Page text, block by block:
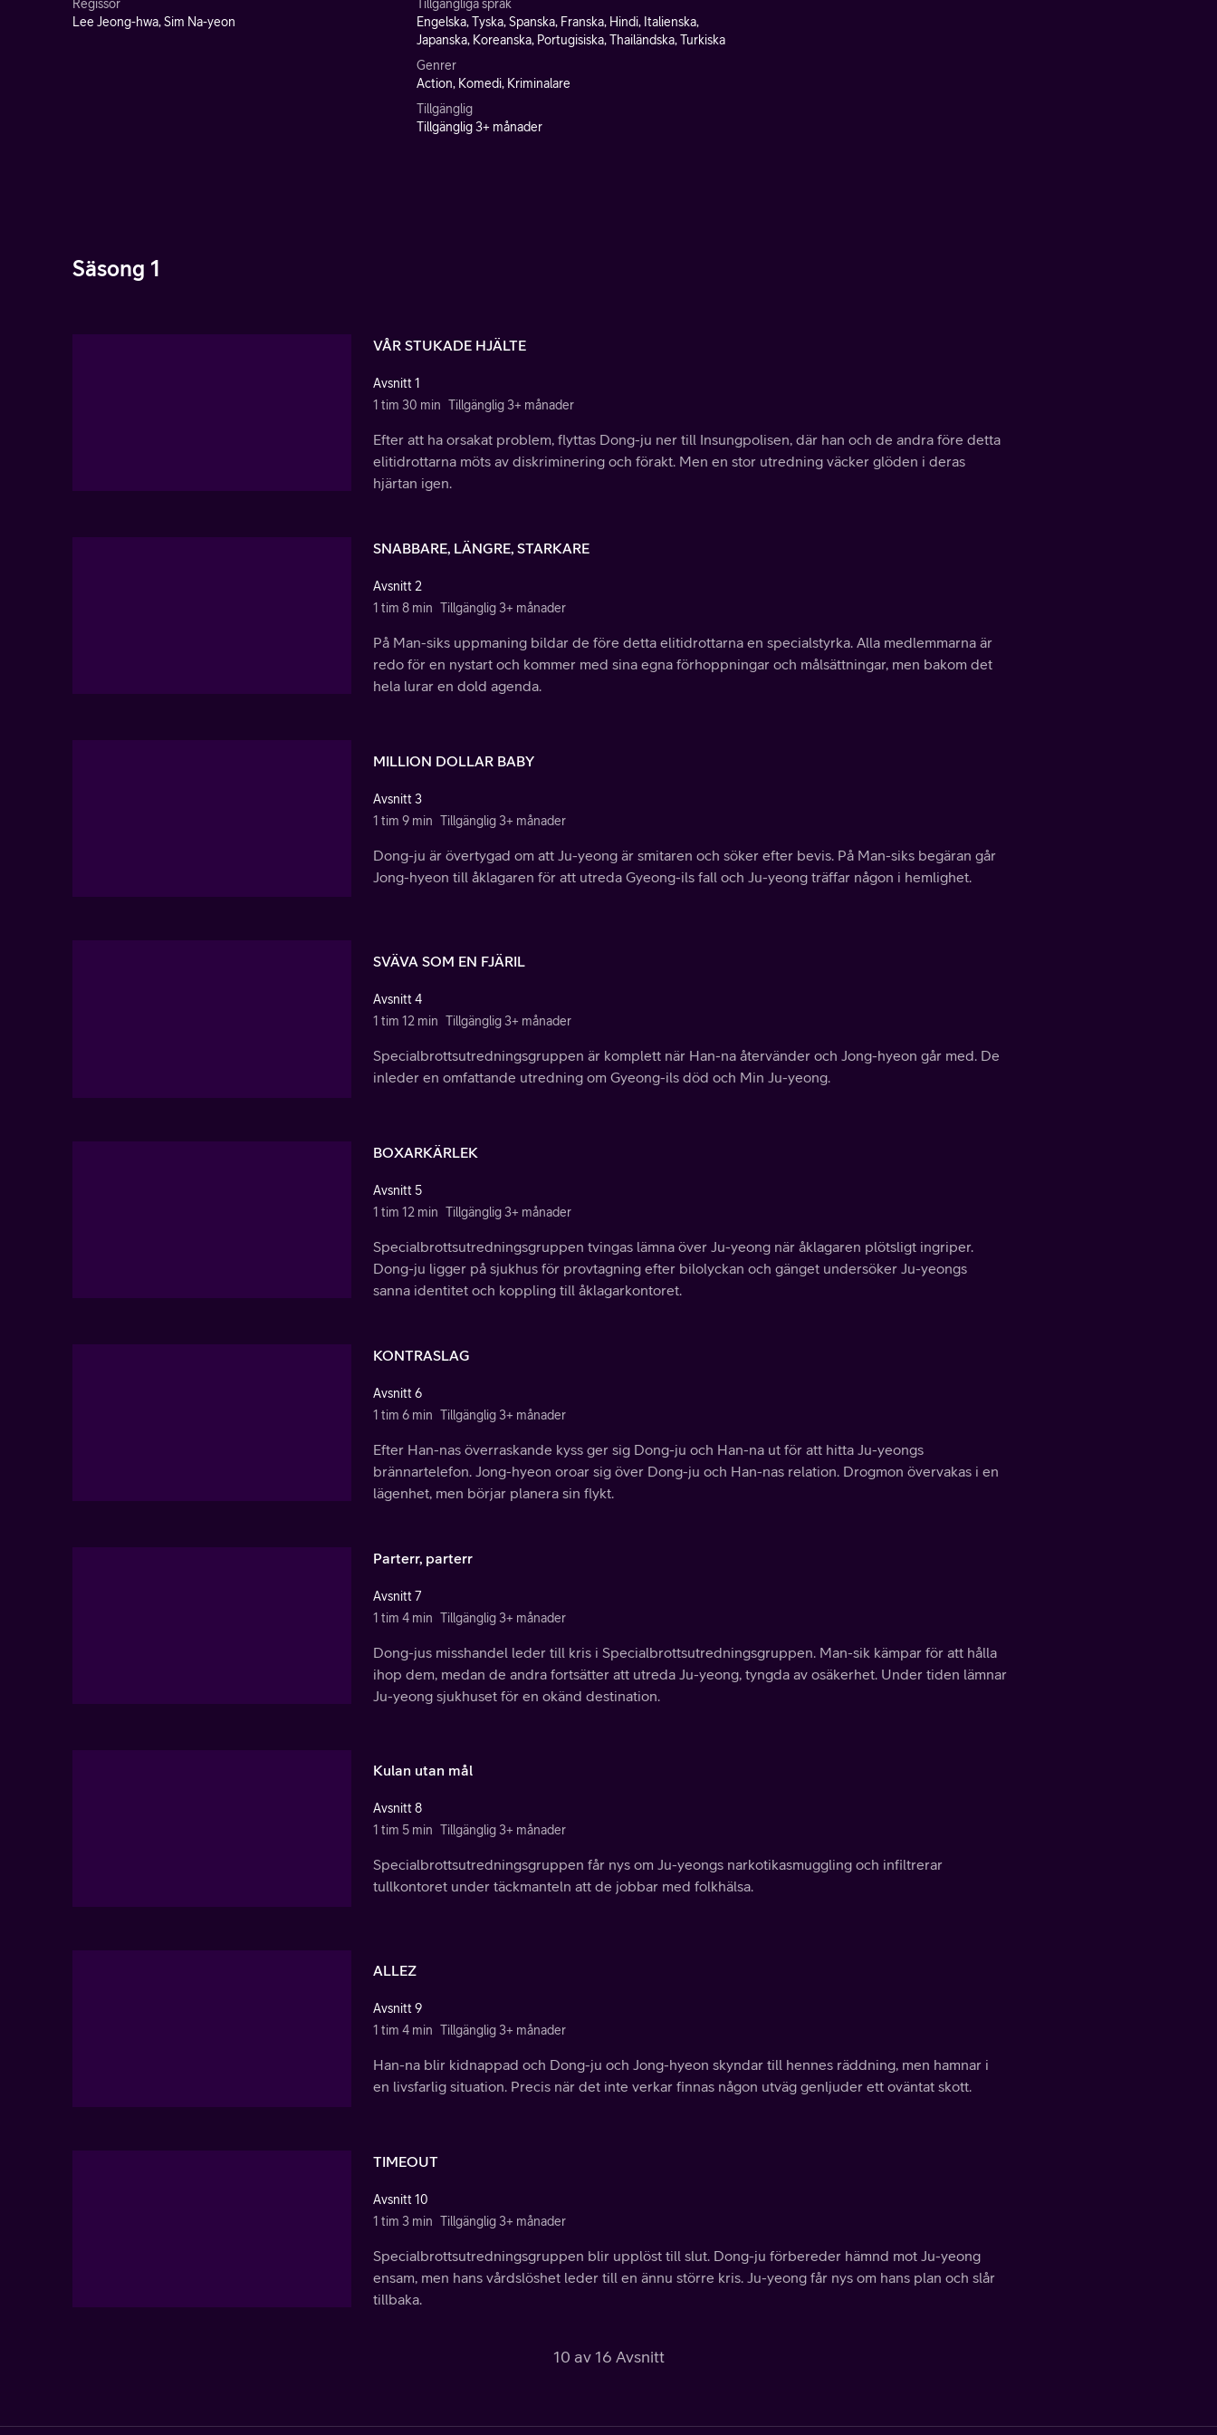
Regissör
Lee Jeong-hwa, Sim Na-yeon
Tillgängliga språk
Engelska, Tyska, Spanska, Franska, Hindi, Italienska,
Japanska, Koreanska, Portugisiska, Thailändska, Turkiska
Genrer
Action, Komedi, Kriminalare
Tillgänglig
Tillgänglig 3+ månader
Säsong 1
VÅR STUKADE HJÄLTE
Avsnitt 1
1 tim 30 min Tillgänglig 3+ månader
Efter att ha orsakat problem, flyttas Dong-ju ner till Insungpolisen, där han och de andra före detta
elitidrottarna möts av diskriminering och förakt. Men en stor utredning väcker glöden i deras
hjärtan igen.
SNABBARE, LÄNGRE, STARKARE
Avsnitt 2
1 tim 8 min Tillgänglig 3+ månader
På Man-siks uppmaning bildar de före detta elitidrottarna en specialstyrka. Alla medlemmarna är
redo för en nystart och kommer med sina egna förhoppningar och målsättningar, men bakom det
hela lurar en dold agenda.
MILLION DOLLAR BABY
Avsnitt 3
1 tim 9 min Tillgänglig 3+ månader
Dong-ju är övertygad om att Ju-yeong är smitaren och söker efter bevis. På Man-siks begäran går
Jong-hyeon till åklagaren för att utreda Gyeong-ils fall och Ju-yeong träffar någon i hemlighet.
SVÄVA SOM EN FJÄRIL
Avsnitt 4
1 tim 12 min Tillgänglig 3+ månader
Specialbrottsutredningsgruppen är komplett när Han-na återvänder och Jong-hyeon går med. De
inleder en omfattande utredning om Gyeong-ils död och Min Ju-yeong.
BOXARKÄRLEK
Avsnitt 5
1 tim 12 min Tillgänglig 3+ månader
Specialbrottsutredningsgruppen tvingas lämna över Ju-yeong när åklagaren plötsligt ingriper.
Dong-ju ligger på sjukhus för provtagning efter bilolyckan och gänget undersöker Ju-yeongs
sanna identitet och koppling till åklagarkontoret.
KONTRASLAG
Avsnitt 6
1 tim 6 min Tillgänglig 3+ månader
Efter Han-nas överraskande kyss ger sig Dong-ju och Han-na ut för att hitta Ju-yeongs
brännartelefon. Jong-hyeon oroar sig över Dong-ju och Han-nas relation. Drogmon övervakas i en
lägenhet, men börjar planera sin flykt.
Parterr, parterr
Avsnitt 7
1 tim 4 min Tillgänglig 3+ månader
Dong-jus misshandel leder till kris i Specialbrottsutredningsgruppen. Man-sik kämpar för att hålla
ihop dem, medan de andra fortsätter att utreda Ju-yeong, tyngda av osäkerhet. Under tiden lämnar
Ju-yeong sjukhuset för en okänd destination.
Kulan utan mål
Avsnitt 8
1 tim 5 min Tillgänglig 3+ månader
Specialbrottsutredningsgruppen får nys om Ju-yeongs narkotikasmuggling och infiltrerar
tullkontoret under täckmanteln att de jobbar med folkhälsa.
ALLEZ
Avsnitt 9
1 tim 4 min Tillgänglig 3+ månader
Han-na blir kidnappad och Dong-ju och Jong-hyeon skyndar till hennes räddning, men hamnar i
en livsfarlig situation. Precis när det inte verkar finnas någon utväg genljuder ett oväntat skott.
TIMEOUT
Avsnitt 10
1 tim 3 min Tillgänglig 3+ månader
Specialbrottsutredningsgruppen blir upplöst till slut. Dong-ju förbereder hämnd mot Ju-yeong
ensam, men hans vårdslöshet leder till en ännu större kris. Ju-yeong får nys om hans plan och slår
tillbaka.
10 av 16 Avsnitt